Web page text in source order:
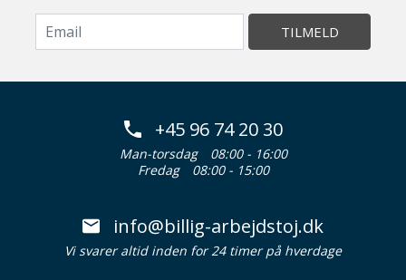
TILMELD
+45 96 74 20 30
Man-torsdag
08:00 - 16:00
Fredag
08:00 - 15:00
info@billig-arbejdstoj.dk
Vi svarer altid inden for 24 timer på hverdage